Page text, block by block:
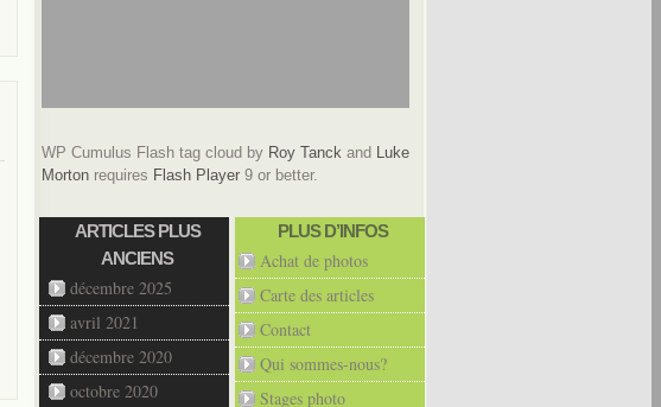
WP Cumulus Flash tag cloud by Roy Tanck and Luke
Morton requires Flash Player 9 or better.
ARTICLES PLUS
ANCIENS
décembre 2025
avril 2021
décembre 2020
octobre 2020
PLUS D’INFOS
Achat de photos
Carte des articles
Contact
Qui sommes-nous?
Stages photo